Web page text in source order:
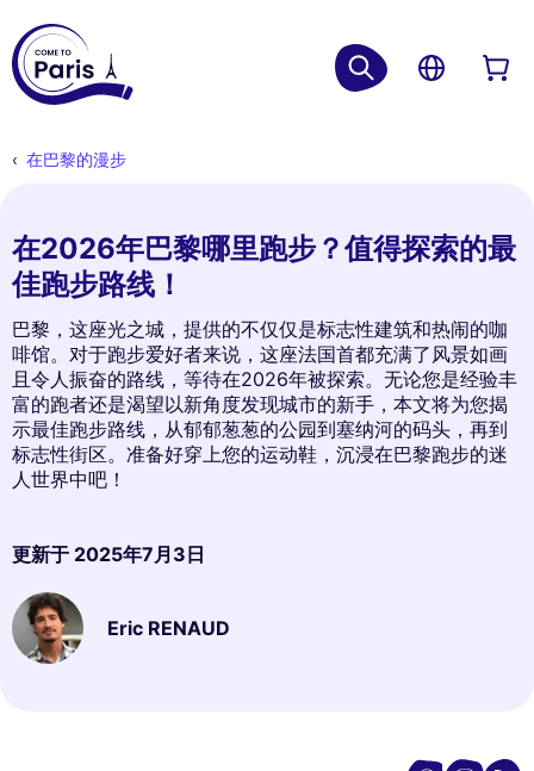
在巴黎的漫步
在2026年巴黎哪里跑步？值得探索的最
佳跑步路线！
巴黎，这座光之城，提供的不仅仅是标志性建筑和热闹的咖
啡馆。对于跑步爱好者来说，这座法国首都充满了风景如画
且令人振奋的路线，等待在2026年被探索。无论您是经验丰
富的跑者还是渴望以新角度发现城市的新手，本文将为您揭
示最佳跑步路线，从郁郁葱葱的公园到塞纳河的码头，再到
标志性街区。准备好穿上您的运动鞋，沉浸在巴黎跑步的迷
人世界中吧！
更新于 2025年7月3日
Eric RENAUD